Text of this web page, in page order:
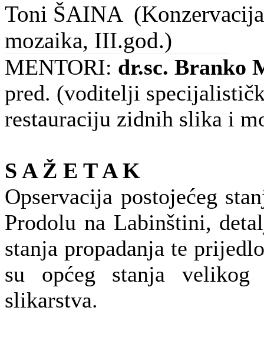
Toni ŠAINA
mozaika, III.god.)
MENTORI: dr.sc. Branko
pred. (voditelji
restauraciju zidnih slika i
S A Ž E T A K
Opservacija postojećeg
Prodolu na Labinštini,
stanja propadanja te
su općeg stanja velikog
slikarstva.